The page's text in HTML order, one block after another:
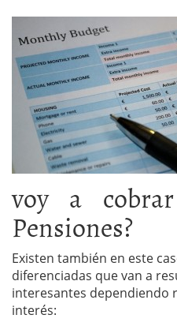
voy a
Pensiones?
Existen también en este
diferenciadas que van a
interesantes dependiendo
interés: